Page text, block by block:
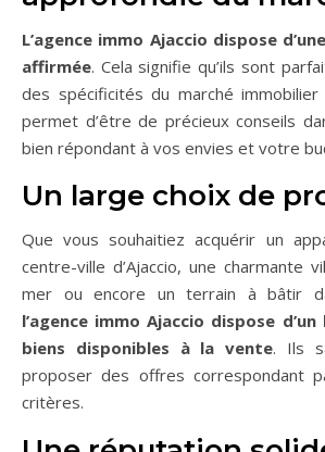
L’agence immo Ajaccio dispose
affirmée. Cela signifie qu’ils sont
des spécificités du marché
permet d’être de précieux conseils
bien répondant à vos envies et votre
Un large choix de
Que vous souhaitiez acquérir un
centre-ville d’Ajaccio, une charmante
mer ou encore un terrain à bâtir
l’agence immo Ajaccio dispose
biens disponibles à la vente. Ils
proposer des offres correspondant
critères.